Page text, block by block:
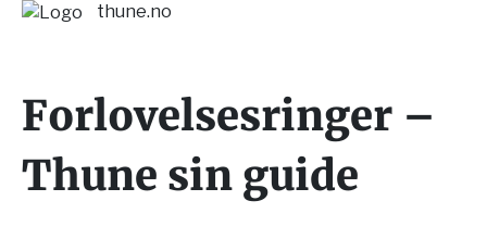
thune.no
Forlovelsesringer –
Thune sin guide